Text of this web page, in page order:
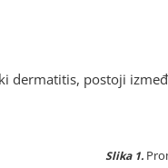
Poručujem već 2
problema.
dermatitis, postoji
Slika 1.